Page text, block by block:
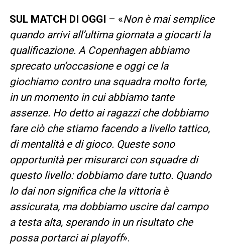
SUL MATCH DI OGGI – «Non è mai semplice
quando arrivi all’ultima giornata a giocarti la
qualificazione. A Copenhagen abbiamo
sprecato un’occasione e oggi ce la
giochiamo contro una squadra molto forte,
in un momento in cui abbiamo tante
assenze. Ho detto ai ragazzi che dobbiamo
fare ciò che stiamo facendo a livello tattico,
di mentalità e di gioco. Queste sono
opportunità per misurarci con squadre di
questo livello: dobbiamo dare tutto. Quando
lo dai non significa che la vittoria è
assicurata, ma dobbiamo uscire dal campo
a testa alta, sperando in un risultato che
possa portarci ai playoff».